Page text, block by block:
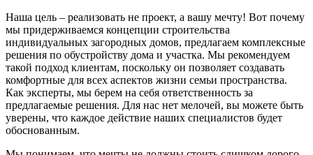
Наша цель – реализовать не проект, а вашу мечту! Вот почему
мы придерживаемся концепции строительства
индивидуальных загородных домов, предлагаем комплексные
решения по обустройству дома и участка. Мы рекомендуем
такой подход клиентам, поскольку он позволяет создавать
комфортные для всех аспектов жизни семьи пространства.
Как эксперты, мы берем на себя ответственность за
предлагаемые решения. Для нас нет мелочей, вы можете быть
уверены, что каждое действие наших специалистов будет
обоснованным.